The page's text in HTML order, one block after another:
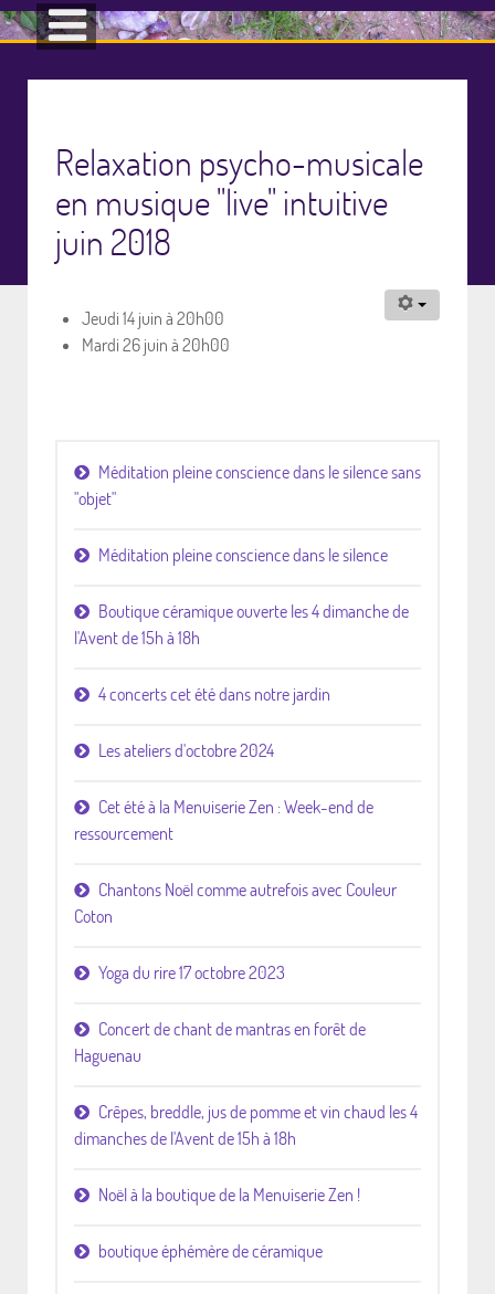
Relaxation psycho-musicale
en musique "live" intuitive
juin 2018
Jeudi 14 juin à 20h00
Mardi 26 juin à 20h00
Méditation pleine conscience dans le silence sans
"objet"
Méditation pleine conscience dans le silence
Boutique céramique ouverte les 4 dimanche de
l'Avent de 15h à 18h
4 concerts cet été dans notre jardin
Les ateliers d'octobre 2024
Cet été à la Menuiserie Zen : Week-end de
ressourcement
Chantons Noël comme autrefois avec Couleur
Coton
Yoga du rire 17 octobre 2023
Concert de chant de mantras en forêt de
Haguenau
Crêpes, breddle, jus de pomme et vin chaud les 4
dimanches de l'Avent de 15h à 18h
Noël à la boutique de la Menuiserie Zen !
boutique éphémère de céramique